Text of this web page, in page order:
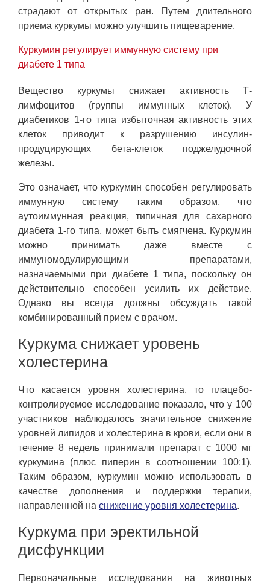
страдают от открытых ран. Путем длительного
приема куркумы можно улучшить пищеварение.
Куркумин регулирует иммунную систему при
диабете 1 типа
Вещество куркумы снижает активность Т-
лимфоцитов (группы иммунных клеток). У
диабетиков 1-го типа избыточная активность этих
клеток приводит к разрушению инсулин-
продуцирующих бета-клеток поджелудочной
железы.
Это означает, что куркумин способен регулировать
иммунную систему таким образом, что
аутоиммунная реакция, типичная для сахарного
диабета 1-го типа, может быть смягчена. Куркумин
можно принимать даже вместе с
иммуномодулирующими препаратами,
назначаемыми при диабете 1 типа, поскольку он
действительно способен усилить их действие.
Однако вы всегда должны обсуждать такой
комбинированный прием с врачом.
Куркума снижает уровень
холестерина
Что касается уровня холестерина, то плацебо-
контролируемое исследование показало, что у 100
участников наблюдалось значительное снижение
уровней липидов и холестерина в крови, если они в
течение 8 недель принимали препарат с 1000 мг
куркумина (плюс пиперин в соотношении 100:1).
Таким образом, куркумин можно использовать в
качестве дополнения и поддержки терапии,
направленной на снижение уровня холестерина.
Куркума при эректильной
дисфункции
Первоначальные исследования на животных